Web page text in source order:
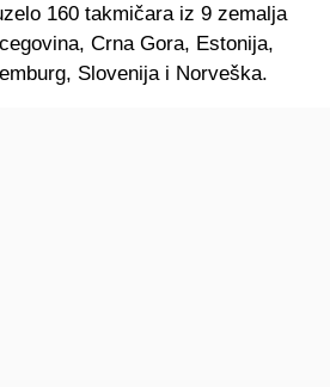
160 takmičara iz 9 zemalja
Crna Gora, Estonija,
Slovenija i Norveška.